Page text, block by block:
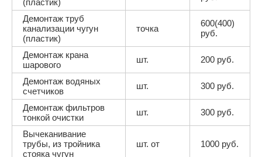
(пластик)
Демонтаж труб
канализации чугун
(пластик)
точка
600(400)
руб.
Демонтаж крана
шарового
шт. 200 руб.
Демонтаж водяных
счетчиков
шт. 300 руб.
Демонтаж фильтров
тонкой очистки
шт. 300 руб.
Вычеканивание
трубы, из тройника
стояка чугун
шт. от 1000 руб.